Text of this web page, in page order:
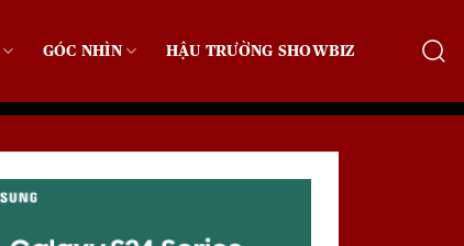
GÓC NHÌN HẬU TRƯỜNG SHOWBIZ